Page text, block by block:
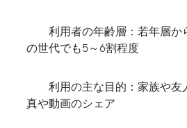
利用者の年齢層 ：若年層
の世代でも5～6割程度
利用の主な目的 ：家族や
真や動画のシェア